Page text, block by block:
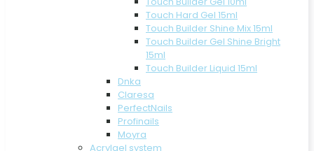
Touch Hard Gel 15ml
Touch Builder Shine Mix 15ml
Touch Builder Gel Shine Bright
15ml
Touch Builder Liquid 15ml
Dnka
Claresa
PerfectNails
Profinails
Moyra
Acrylgel system